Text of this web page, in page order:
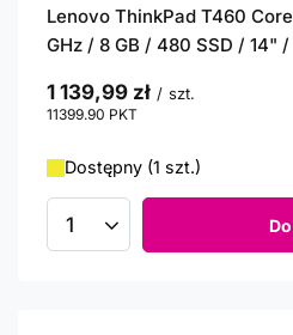
Lenovo ThinkPad T460
GHz / 8 GB / 480 SSD / 14"
1 139,99 zł / szt.
11399.90 PKT
Dostępny (1 szt.)
Ilość produktów